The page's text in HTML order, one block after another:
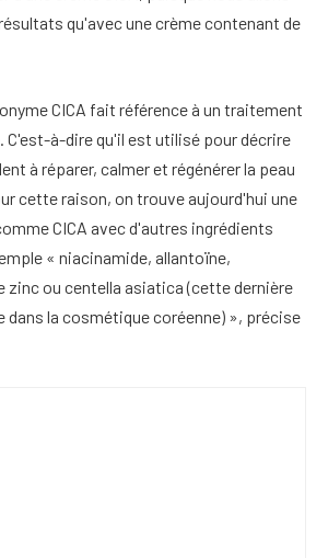
qu'avec une crème contenant de
CICA fait référence à un traitement
à-dire qu'il est utilisé pour décrire
à réparer, calmer et régénérer la peau
cette raison, on trouve aujourd'hui une
CICA avec d'autres ingrédients
« niacinamide, allantoïne,
zinc ou centella asiatica (cette dernière
dans la cosmétique coréenne) », précise